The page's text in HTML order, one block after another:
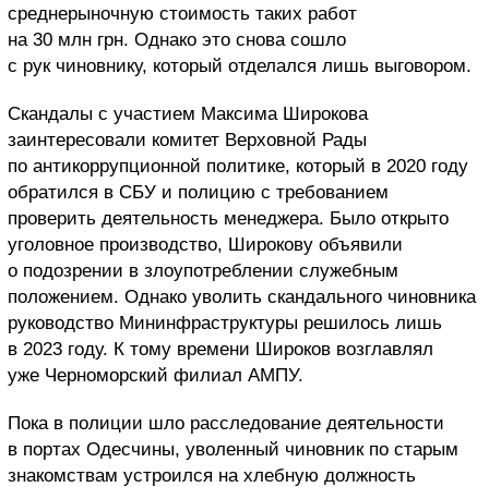
среднерыночную стоимость таких работ
на 30 млн грн. Однако это снова сошло
с рук чиновнику, который отделался лишь выговором.
Скандалы с участием Максима Широкова
заинтересовали комитет Верховной Рады
по антикоррупционной политике, который в 2020 году
обратился в СБУ и полицию с требованием
проверить деятельность менеджера. Было открыто
уголовное производство, Широкову объявили
о подозрении в злоупотреблении служебным
положением. Однако уволить скандального чиновника
руководство Мининфраструктуры решилось лишь
в 2023 году. К тому времени Широков возглавлял
уже Черноморский филиал АМПУ.
Пока в полиции шло расследование деятельности
в портах Одесчины, уволенный чиновник по старым
знакомствам устроился на хлебную должность